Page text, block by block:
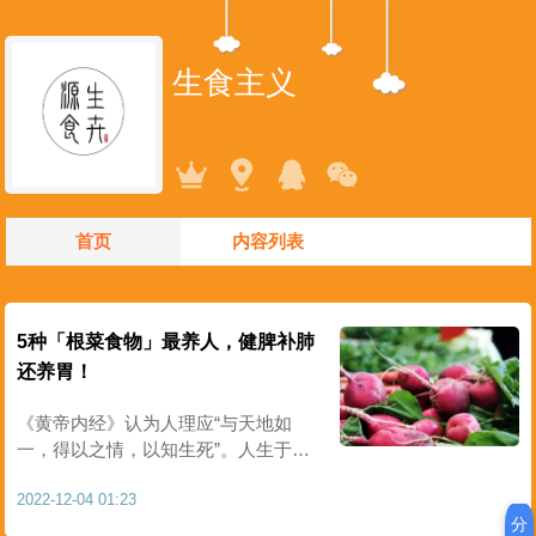
生食主义
首页 内容列表
5种「根菜食物」最养人，健脾补肺
还养胃！
《黄帝内经》认为人理应“与天地如
一，得以之情，以知生死”。人生于天
一生，就要顺应自然规律的变化。一
2022-12-04 01:23
分